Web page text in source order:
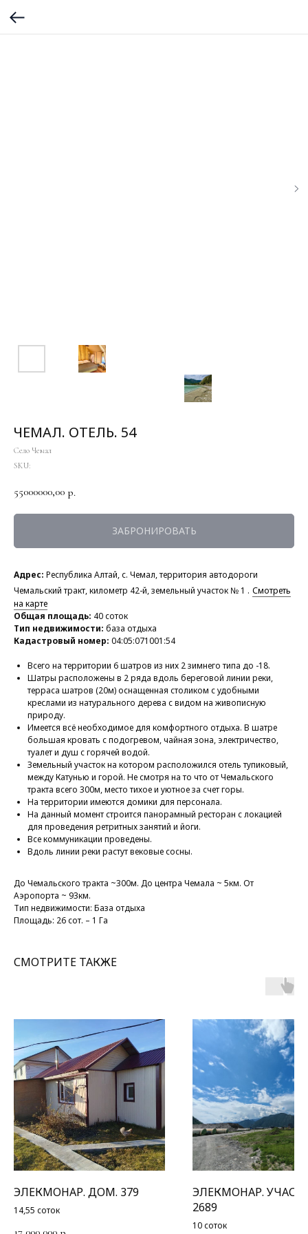
ЧЕМАЛ. ОТЕЛЬ. 54
Село Чемал
SKU:
55000000,00 р.
ЗАБРОНИРОВАТЬ
Адрес: Республика Алтай, с. Чемал, территория автодороги
Чемальский тракт, километр 42-й, земельный участок № 1 . Смотреть
на карте
Общая площадь: 40 соток
Тип недвижимости: база отдыха
Кадастровый номер: 04:05:071001:54
Всего на территории 6 шатров из них 2 зимнего типа до -18.
Шатры расположены в 2 ряда вдоль береговой линии реки,
терраса шатров (20м) оснащенная столиком с удобными
креслами из натурального дерева с видом на живописную
природу.
Имеется всё необходимое для комфортного отдыха. В шатре
большая кровать с подогревом, чайная зона, электричество,
туалет и душ с горячей водой.
Земельный участок на котором расположился отель тупиковый,
между Катунью и горой. Не смотря на то что от Чемальского
тракта всего 300м, место тихое и уютное за счет горы.
На территории имеются домики для персонала.
На данный момент строится панорамный ресторан с локацией
для проведения ретритных занятий и йоги.
Все коммуникации проведены.
Вдоль линии реки растут вековые сосны.
До Чемальского тракта ~300м. До центра Чемала ~ 5км. От
Аэропорта ~ 93км.
Тип недвижимости: База отдыха
Площадь: 26 сот. – 1 Га
СМОТРИТЕ ТАКЖЕ
ЭЛЕКМОНАР. ДОМ. 379
14,55 соток
ЭЛЕКМОНАР.
2689
10 соток